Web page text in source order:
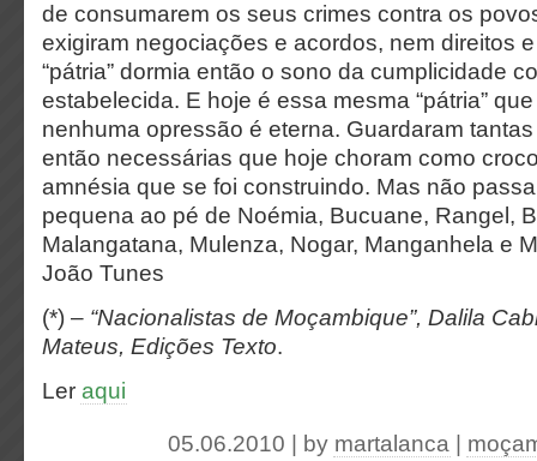
de consumarem os seus crimes contra os
exigiram negociações e acordos, nem direitos
“pátria” dormia então o sono da cumplicidade
estabelecida. E hoje é essa mesma “pátria”
nenhuma opressão é eterna. Guardaram
então necessárias que hoje choram como
amnésia que se foi construindo. Mas não
pequena ao pé de Noémia, Bucuane, Rangel,
Malangatana, Mulenza, Nogar, Manganhela e
João Tunes
(*) – “Nacionalistas de Moçambique”, Dalila
Mateus, Edições Texto.
Ler aqui
05.06.2010 | by martalanca